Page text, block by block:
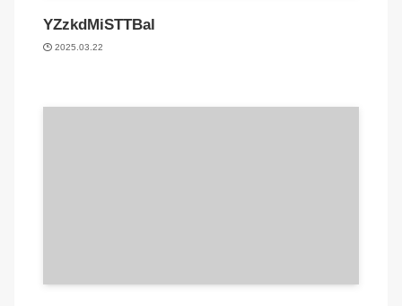
YZzkdMiSTTBal
2025.03.22